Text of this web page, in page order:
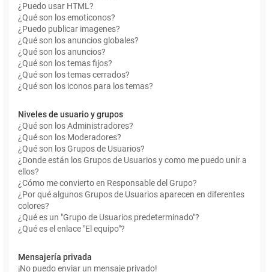
¿Puedo usar HTML?
¿Qué son los emoticonos?
¿Puedo publicar imagenes?
¿Qué son los anuncios globales?
¿Qué son los anuncios?
¿Qué son los temas fijos?
¿Qué son los temas cerrados?
¿Qué son los iconos para los temas?
Niveles de usuario y grupos
¿Qué son los Administradores?
¿Qué son los Moderadores?
¿Qué son los Grupos de Usuarios?
¿Donde están los Grupos de Usuarios y como me puedo unir a
ellos?
¿Cómo me convierto en Responsable del Grupo?
¿Por qué algunos Grupos de Usuarios aparecen en diferentes
colores?
¿Qué es un "Grupo de Usuarios predeterminado"?
¿Qué es el enlace "El equipo"?
Mensajería privada
¡No puedo enviar un mensaje privado!